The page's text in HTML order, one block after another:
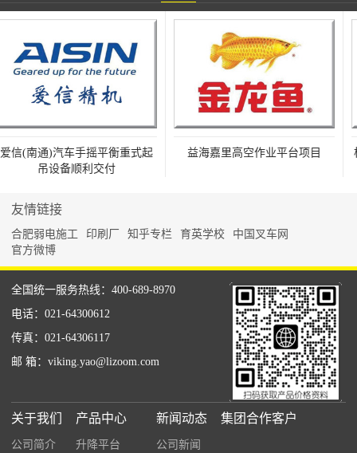
信(南通)汽车手摇平衡重式起
吊设备顺利交付
益海嘉里高空作业平台项目
友情链接
合肥弱电施工 印刷厂 知乎专栏 育英学校
中国叉车网
官方微博
全国统一服务热线：400-689-8970
电话：021-64300612
传真：021-64306117
邮 箱：viking.yao@lizoom.com
关于我们
公司简介
产品中心
升降平台
新闻动态
公司新闻
集团合作客户